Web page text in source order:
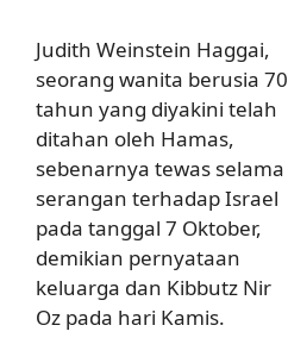
Judith Weinstein Haggai,
seorang wanita berusia 70
tahun yang diyakini telah
ditahan oleh Hamas,
sebenarnya tewas selama
serangan terhadap Israel
pada tanggal 7 Oktober,
demikian pernyataan
keluarga dan Kibbutz Nir
Oz pada hari Kamis.